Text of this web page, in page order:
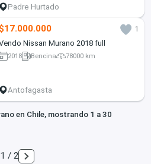
Padre Hurtado
$17.000.000
1
Nissan Murano 2018 full
2018 Bencina 78000 km
Antofagasta
en Chile, mostrando 1 a 30
1 / 2